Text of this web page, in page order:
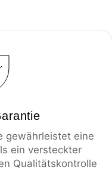
gewährleistet eine
ein versteckter
Qualitätskontrolle